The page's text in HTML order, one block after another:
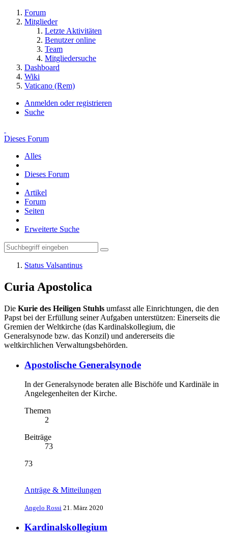
Forum
Mitglieder
Letzte Aktivitäten
Benutzer online
Team
Mitgliedersuche
Dashboard
Wiki
Vaticano (Rem)
Anmelden oder registrieren
Suche
Dieses Forum
Alles
Dieses Forum
Artikel
Forum
Seiten
Erweiterte Suche
Status Valsantinus
Curia Apostolica
Die Kurie des Heiligen Stuhls umfasst alle Einrichtungen, die den
Papst bei der Erfüllung seiner Aufgaben unterstützen: Einerseits die
Gremien der Weltkirche (das Kardinalskollegium, die
Generalsynode bzw. das Konzil) und andererseits die
weltkirchlichen Verwaltungsbehörden.
Apostolische Generalsynode
In der Generalsynode beraten alle Bischöfe und Kardinäle in
Angelegenheiten der Kirche.
Themen
2
Beiträge
73
73
Anträge & Mitteilungen
Angelo Rossi 21. März 2020
Kardinalskollegium